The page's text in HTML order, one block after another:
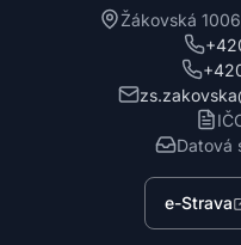
Žákovská
Datová
e-Strava